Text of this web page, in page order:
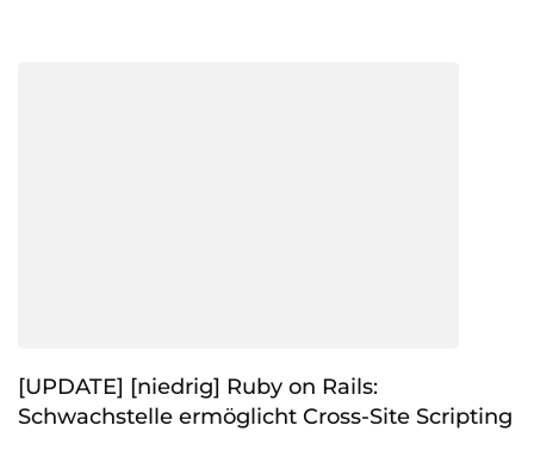
[UPDATE] [niedrig] Ruby on Rails:
Schwachstelle ermöglicht Cross-Site Scripting